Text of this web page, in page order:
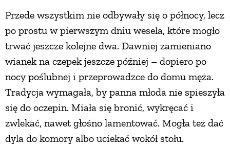
Przede wszystkim nie odbywały się o północy, lecz
po prostu w pierwszym dniu wesela, które mogło
trwać jeszcze kolejne dwa. Dawniej zamieniano
wianek na czepek jeszcze później – dopiero po
nocy poślubnej i przeprowadzce do domu męża.
Tradycja wymagała, by panna młoda nie spieszyła
się do oczepin. Miała się bronić, wykręcać i
zwlekać, nawet głośno lamentować. Mogła też dać
dyla do komory albo uciekać wokół stołu.